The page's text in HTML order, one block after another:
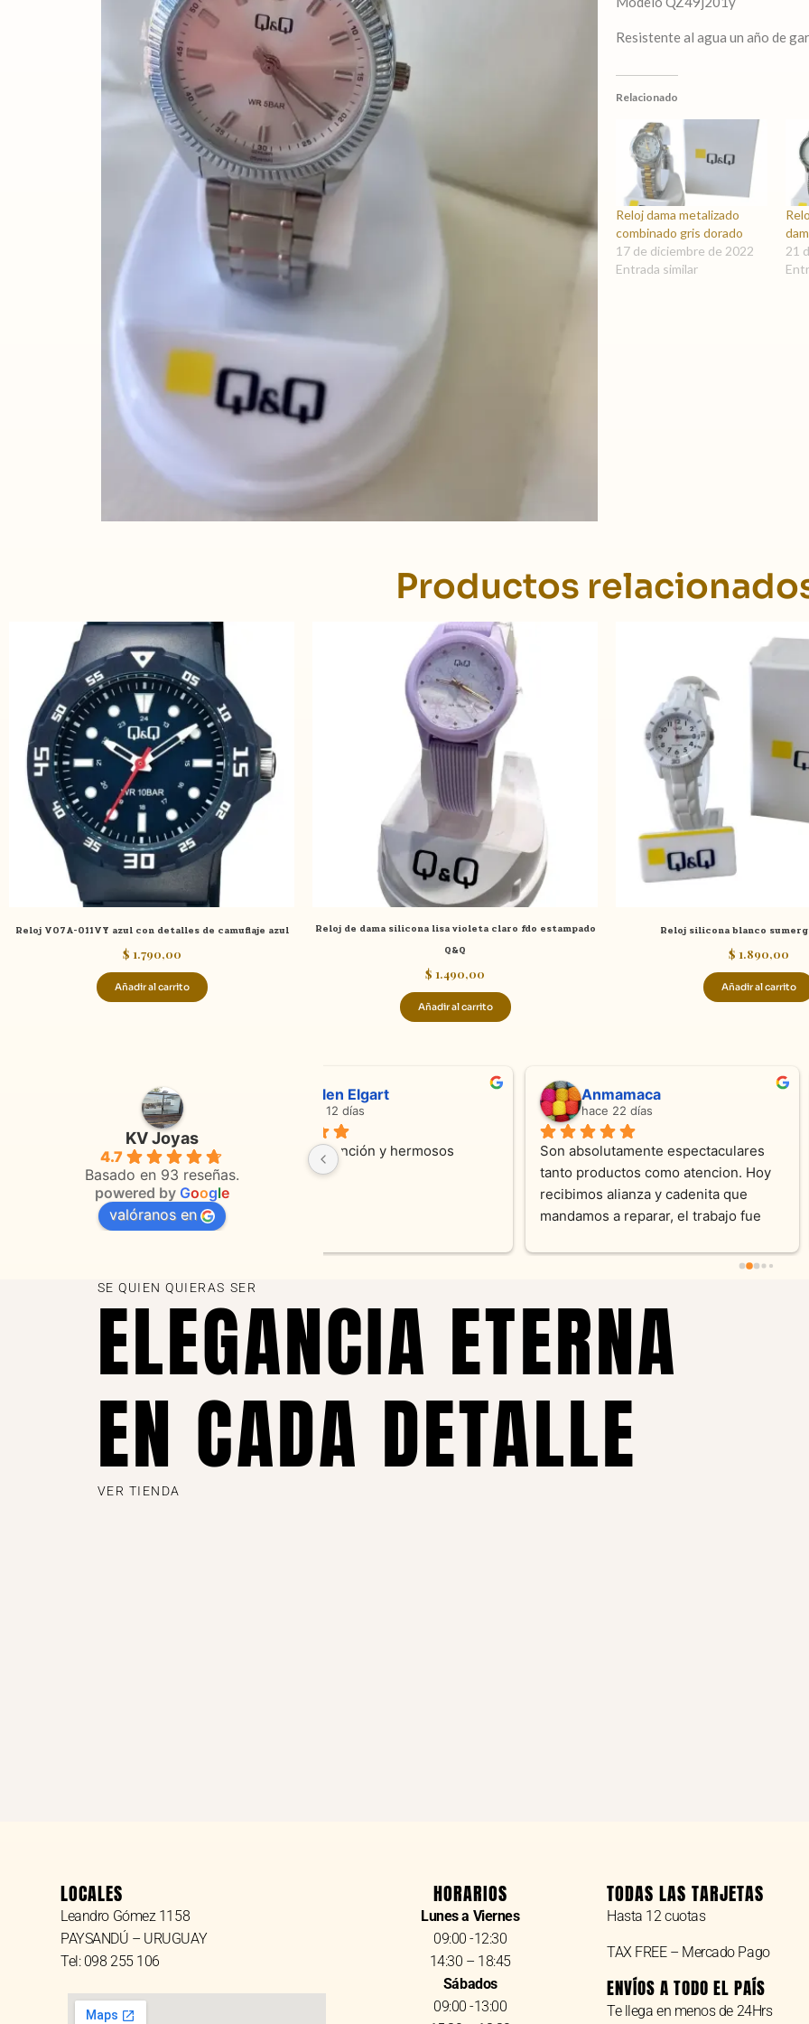
Resistente al agua un año de
Relacionado
Reloj dama metalizado
combinado gris dorado
17 de diciembre de 2022
Entrada similar
21
Productos
Reloj V07A-011VY azul con detalles de camuflaje azul
$ 1.790,00
Añadir al carrito
Reloj de dama silicona lisa violeta claro fdo estampado
Q&Q
$ 1.490,00
Añadir al carrito
Reloj silicona blanco
$ 1.890,00
Añadir al carrito
KV Joyas
4.7
Basado en 93 reseñas.
powered by Google
valóranos en
Adriana Ghisoli
hace 3 meses
Muy buena atención, con amabilidad y
orientaciones convenientes
Sandra Ramos
Excelente atención !!!!!Nos asesoraron
en todo momento con dedicación.
Desde el inicio soy clienta
Joyas y siempre muy
sus productos. Una Belleza
pieza y siempre satisfecha
recomendable
SE QUIEN QUIERAS SER
ELEGANCIA ETERNA
EN CADA DETALLE
VER TIENDA
LOCALES
Leandro Gómez 1158
PAYSANDÚ – URUGUAY
Tel: 098 255 106
HORARIOS
Lunes a Viernes
09:00 -12:30
14:30 – 18:45
Sábados
09:00 -13:00
TODAS LAS TARJETAS
Hasta 12 cuotas
TAX FREE – Mercado Pago
ENVÍOS A TODO EL PAÍS
Te llega en menos de 24Hrs